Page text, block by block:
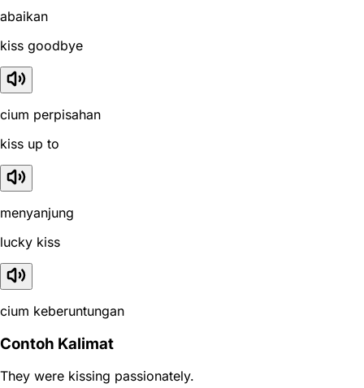
abaikan
kiss goodbye
cium perpisahan
kiss up to
menyanjung
lucky kiss
cium keberuntungan
Contoh Kalimat
They were kissing passionately.